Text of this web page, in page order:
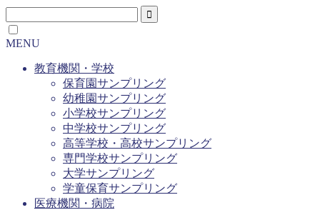
MENU
教育機関・学校
保育園サンプリング
幼稚園サンプリング
小学校サンプリング
中学校サンプリング
高等学校・高校サンプリング
専門学校サンプリング
大学サンプリング
学童保育サンプリング
医療機関・病院